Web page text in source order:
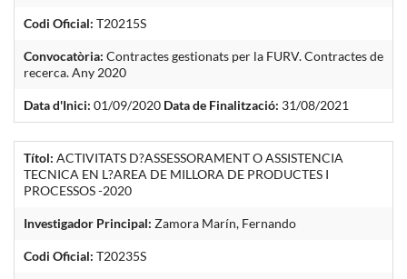
Codi Oficial: T20215S
Convocatòria: Contractes gestionats per la FURV. Contractes de
recerca. Any 2020
Data d'Inici: 01/09/2020 Data de Finalització: 31/08/2021
Títol: ACTIVITATS D?ASSESSORAMENT O ASSISTENCIA
TECNICA EN L?AREA DE MILLORA DE PRODUCTES I
PROCESSOS -2020
Investigador Principal: Zamora Marín, Fernando
Codi Oficial: T20235S